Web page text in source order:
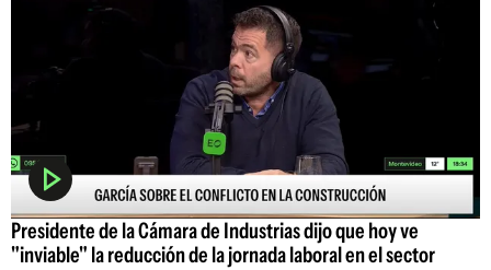
Presidente de la Cámara de Industrias dijo que hoy ve
"inviable" la reducción de la jornada laboral en el sector